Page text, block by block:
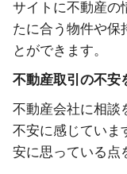
サイトに不動産の
たに合う物件や保
とができます。
不動産取引の不安
不動産会社に相談
不安に感じていま
安に思っている点